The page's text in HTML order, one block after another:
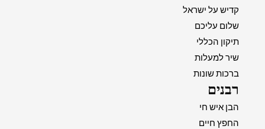
קדיש על ישראל
שלום עליכם
תיקון הכללי
שיר למעלות
ברכות שונות
רבנים
הבן איש חי
החפץ חיים